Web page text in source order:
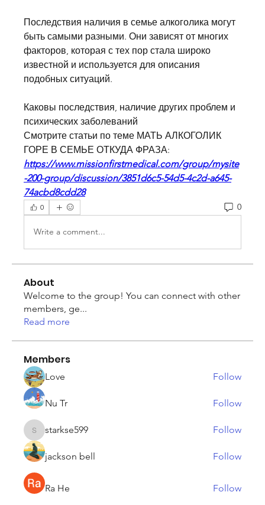
Последствия наличия в семье алкоголика могут
быть самыми разными. Они зависят от многих
факторов, которая с тех пор стала широко
известной и используется для описания
подобных ситуаций.
Каковы последствия, наличие других проблем и
психических заболеваний
Смотрите статьи по теме МАТЬ АЛКОГОЛИК
ГОРЕ В СЕМЬЕ ОТКУДА ФРАЗА:
https://www.missionfirstmedical.com/group/mysite
-200-group/discussion/3851d6c5-54d5-4c2d-a645-
74acbd8cdd28
0 0
Write a comment...
About
Welcome to the group! You can connect with other
members, ge...
Read more
Members
Love Follow
Nu Tr Follow
starkse599
starkse599 Follow
jackson bell Follow
Ra He
Follow